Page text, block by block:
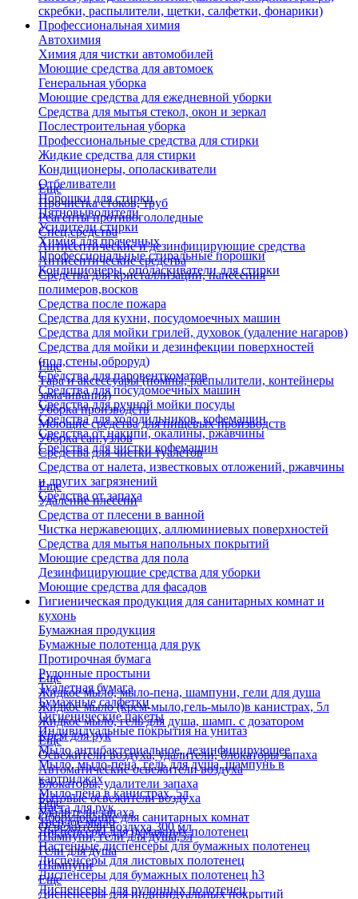
скребки, распылители, щетки, салфетки, фонарики)
Профессиональная химия
Автохимия
Химия для чистки автомобилей
Моющие средства для автомоек
Генеральная уборка
Моющие средства для ежедневной уборки
Средства для мытья стекол, окон и зеркал
Послестроительная уборка
Профессиональные средства для стирки
Жидкие средства для стирки
Кондиционеры, ополаскиватели
Отбеливатели
Порошки для стирки
Пятновыводители
Усилители стирки
Химия для прачечных
Профессиональные стиральные порошки
Кондиционеры, ополаскиватели для стирки
Еще
Прочистка стоков, труб
Реагенты противогололедные
Спец.средства
Антисептические и дезинфицирующие средства
Антисептические средства
Средства для кристаллизации, нанесения
полимеров,восков
Средства после пожара
Средства для кухни, посудомоечных машин
Средства для мойки грилей, духовок (удаление нагаров)
Средства для мойки и дезинфекции поверхностей
(пол,стены,оброруд)
Средства для паровенткоматов
Средства для посудомоечных машин
Средства для ручной мойки посуды
Средства для холодильников, кофемашин
Средства от накипи, окалины, ржавчины
Средства для чистки кофемашин
Еще
Тара и аксессуары (помпы, распылители, контейнеры
замачивания)
Уборка производств
Моющие средства для пищевых производств
Уборка сан.узлов
Средства для чистки туалетов
Средства от налета, известковых отложений, ржавчины
и других загрязнений
Средства от запаха
Еще
Удаление плесени
Средства от плесени в ванной
Чистка нержавеющих, аллюминиевых поверхностей
Средства для мытья напольных покрытий
Моющие средства для пола
Дезинфицирующие средства для уборки
Моющие средства для фасадов
Гигиеническая продукция для санитарных комнат и
кухонь
Бумажная продукция
Бумажные полотенца для рук
Протирочная бумага
Рулонные простыни
Туалетная бумага
Бумажные салфетки
Гигиенические пакеты
Индивидуальные покрытия на унитаз
Еще
Жидкое мыло, мыло-пена, шампуни, гели для душа
Жидкое мыло (крем-мыло,гель-мыло)в канистрах, 5л
Жидкое мыло, гель для душа, шамп. с дозатором
Крем для рук
Мыло антибактериальное, дезинфицирующее
Мыло, мыло-пена, гель для душа, шампунь в
картриджах
Мыло-пена в канистрах, 5л
Паста для рук
Твердое мыло
Шампуни, гели для душа,5л
Гели для душа
Шампуни
Еще
Освежители воздуха, удалители, блокаторы запаха
Автоматические освежители воздуха
Блокаторы, удалители запаха
Бытовые освежители воздуха
Удалители запаха
Освежители воздуха 300 мл
Еще
Оборудование для санитарных комнат
Диспенсеры для бумажных полотенец
Настенные диспенсеры для бумажных полотенец
Диспенсеры для листовых полотенец
Диспенсеры для бумажных полотенец h3
Диспенсеры для рулонных полотенец
Еще
Диспенсеры для индивидуальных покрытий